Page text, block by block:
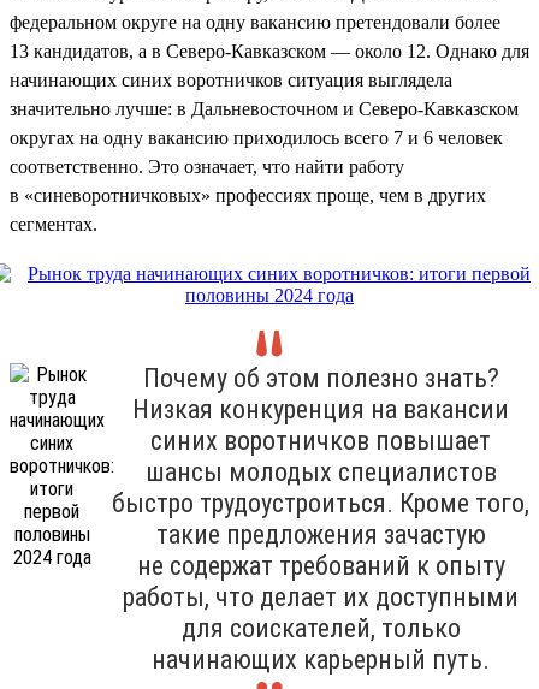
федеральном округе на одну вакансию претендовали более
13 кандидатов, а в Северо-Кавказском — около 12. Однако для
начинающих синих воротничков ситуация выглядела
значительно лучше: в Дальневосточном и Северо-Кавказском
округах на одну вакансию приходилось всего 7 и 6 человек
соответственно. Это означает, что найти работу
в «синеворотничковых» профессиях проще, чем в других
сегментах.
Почему об этом полезно знать?
Низкая конкуренция на вакансии
синих воротничков повышает
шансы молодых специалистов
быстро трудоустроиться. Кроме того,
такие предложения зачастую
не содержат требований к опыту
работы, что делает их доступными
для соискателей, только
начинающих карьерный путь.